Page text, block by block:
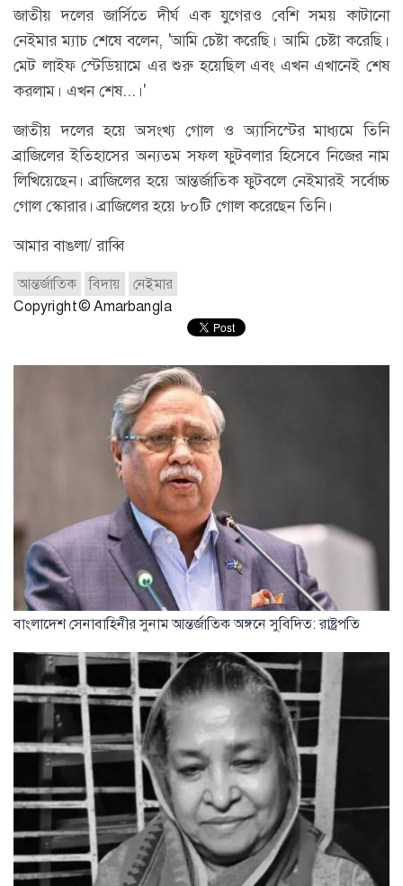
জাতীয় দলের জার্সিতে দীর্ঘ এক যুগেরও বেশি সময় কাটানো
নেইমার ম্যাচ শেষে বলেন, 'আমি চেষ্টা করেছি। আমি চেষ্টা করেছি।
মেট লাইফ স্টেডিয়ামে এর শুরু হয়েছিল এবং এখন এখানেই শেষ
করলাম। এখন শেষ...।'
জাতীয় দলের হয়ে অসংখ্য গোল ও অ্যাসিস্টের মাধ্যমে তিনি
ব্রাজিলের ইতিহাসের অন্যতম সফল ফুটবলার হিসেবে নিজের নাম
লিখিয়েছেন। ব্রাজিলের হয়ে আন্তর্জাতিক ফুটবলে নেইমারই সর্বোচ্চ
গোল স্কোরার। ব্রাজিলের হয়ে ৮০টি গোল করেছেন তিনি।
আমার বাঙলা/ রাব্বি
আন্তর্জাতিক বিদায়
নেইমার
Copyright © Amarbangla
বাংলাদেশ সেনাবাহিনীর সুনাম আন্তর্জাতিক অঙ্গনে সুবিদিত: রাষ্ট্রপতি